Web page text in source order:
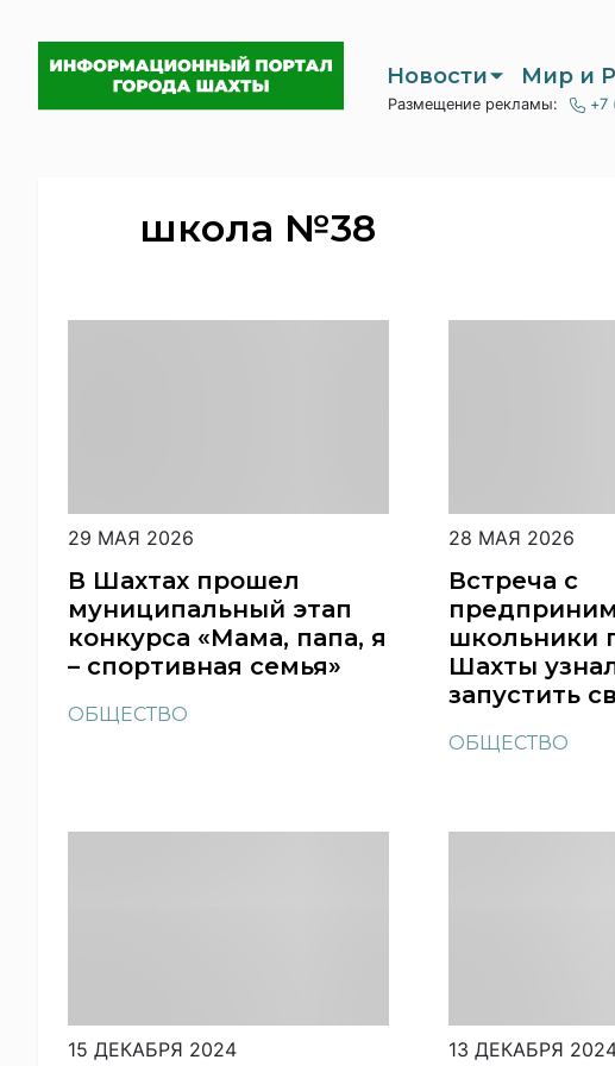
Новости Мир и
Размещение рекламы: +7
школа №38
29 МАЯ 2026
В Шахтах прошел
муниципальный этап
конкурса «Мама, папа, я
– спортивная семья»
ОБЩЕСТВО
28 МАЯ 2026
Встреча с
школьники
Шахты
запустить
ОБЩЕСТВО
15 ДЕКАБРЯ 2024 13 ДЕКАБРЯ